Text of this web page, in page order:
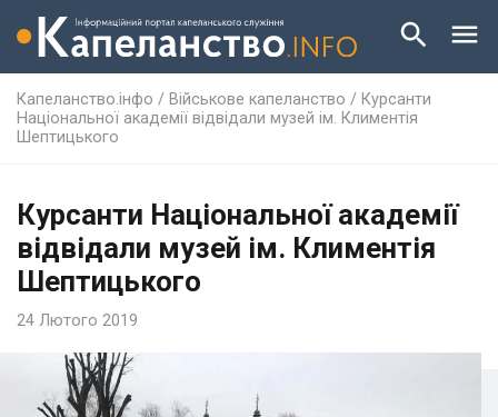
Капеланство.інфо / Військове капеланство / Курсанти
Національної академії відвідали музей ім. Климентія
Шептицького
Курсанти Національної академії
відвідали музей ім. Климентія
Шептицького
24 Лютого 2019